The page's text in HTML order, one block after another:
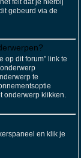
feit dat je hierbij
gebeurd via de
op dit forum" link te
te
onderwerp klikken.
en klik je